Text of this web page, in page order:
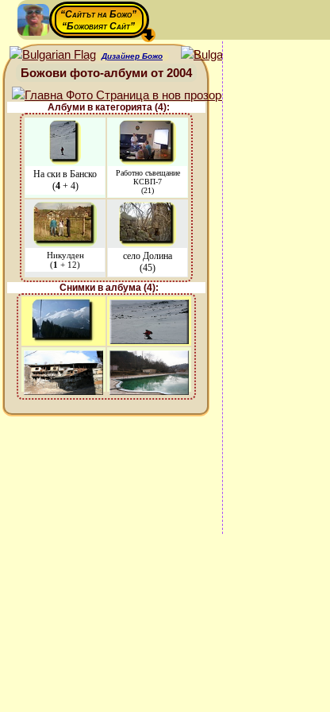
“Сайтът на Божо”
“Божовият Сайт”
Дизайнер Божо
Божови фото-албуми от 2004
Албуми в категорията (4):
На ски в Банско
(4+ 4)
Работно съвещание
КСВП-7
(21)
Никулден
(1 + 12)
село Долина
(45)
Снимки в албума (4):